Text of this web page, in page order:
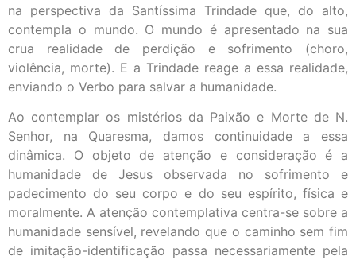
na perspectiva da Santíssima Trindade que, do alto,
contempla o mundo. O mundo é apresentado na sua
crua realidade de perdição e sofrimento (choro,
violência, morte). E a Trindade reage a essa realidade,
enviando o Verbo para salvar a humanidade.
Ao contemplar os mistérios da Paixão e Morte de N.
Senhor, na Quaresma, damos continuidade a essa
dinâmica. O objeto de atenção e consideração é a
humanidade de Jesus observada no sofrimento e
padecimento do seu corpo e do seu espírito, física e
moralmente. A atenção contemplativa centra-se sobre a
humanidade sensível, revelando que o caminho sem fim
de imitação-identificação passa necessariamente pela